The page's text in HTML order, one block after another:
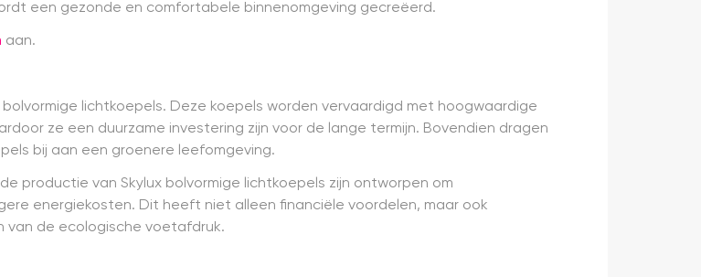
een gezonde en comfortabele binnenomgeving gecreëerd.
aan.
lichtkoepels. Deze koepels worden vervaardigd met hoogwaardige
ze een duurzame investering zijn voor de lange termijn. Bovendien dragen
bij aan een groenere leefomgeving.
productie van Skylux bolvormige lichtkoepels zijn ontworpen om
energiekosten. Dit heeft niet alleen financiële voordelen, maar ook
van de ecologische voetafdruk.